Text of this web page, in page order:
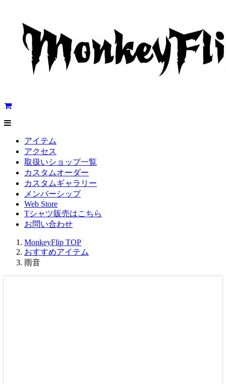
アイテム
アクセス
取扱いショップ一覧
カスタムオーダー
カスタムギャラリー
メンバーシップ
Web Store
Tシャツ販売はこちら
お問い合わせ
MonkeyFlip TOP
おすすめアイテム
雨音